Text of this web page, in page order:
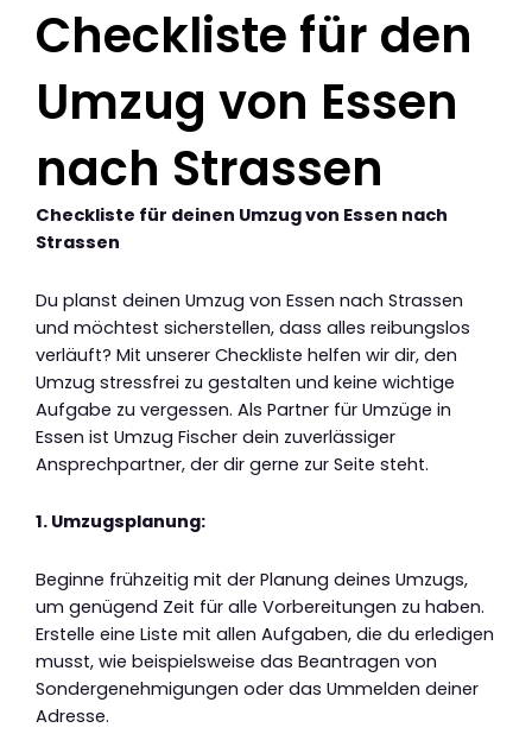
Checkliste für den
Umzug von Essen
nach Strassen
Checkliste für deinen Umzug von Essen nach
Strassen
Du planst deinen Umzug von Essen nach Strassen
und möchtest sicherstellen, dass alles reibungslos
verläuft? Mit unserer Checkliste helfen wir dir, den
Umzug stressfrei zu gestalten und keine wichtige
Aufgabe zu vergessen. Als Partner für Umzüge in
Essen ist Umzug Fischer dein zuverlässiger
Ansprechpartner, der dir gerne zur Seite steht.
1. Umzugsplanung:
Beginne frühzeitig mit der Planung deines Umzugs,
um genügend Zeit für alle Vorbereitungen zu haben.
Erstelle eine Liste mit allen Aufgaben, die du erledigen
musst, wie beispielsweise das Beantragen von
Sondergenehmigungen oder das Ummelden deiner
Adresse.